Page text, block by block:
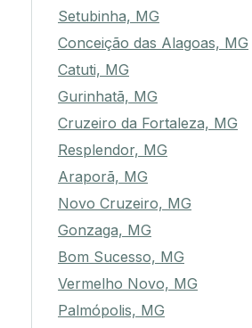
Setubinha, MG
Conceição das Alagoas, MG
Catuti, MG
Gurinhatã, MG
Cruzeiro da Fortaleza, MG
Resplendor, MG
Araporã, MG
Novo Cruzeiro, MG
Gonzaga, MG
Bom Sucesso, MG
Vermelho Novo, MG
Palmópolis, MG